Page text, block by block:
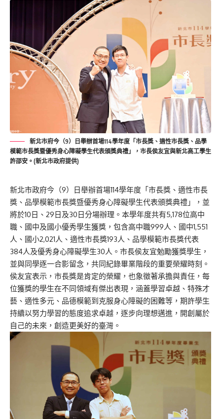
新北市府今（9）日舉辦首場114學年度「市長獎、適性市長獎、品學
模範市長獎暨優秀身心障礙學生代表頒獎典禮」，市長侯友宜與新北高工學生
許邵安。(新北市政府提供)
新北市政府今（9）日舉辦首場114學年度「市長獎、適性市長
獎、品學模範市長獎暨優秀身心障礙學生代表頒獎典禮」，並
將於10日、29日及30日分場辦理。本學年度共有5,178位高中
職、國中及國小優秀學生獲獎，包含高中職999人、國中1,551
人、國小2,021人、適性市長獎193人、品學模範市長獎代表
384人及優秀身心障礙學生30人。市長侯友宜勉勵獲獎學生，
並與同學逐一合影留念，共同紀錄畢業階段的重要榮耀時刻。
侯友宜表示，市長獎是肯定的榮耀，也象徵著承擔與責任，每
位獲獎的學生在不同領域有傑出表現，涵蓋學習卓越、特殊才
藝、適性多元、品德模範到克服身心障礙的困難等，期許學生
持續以努力學習的態度追求卓越，逐步向理想邁進，開創屬於
自己的未來，創造更美好的臺灣。